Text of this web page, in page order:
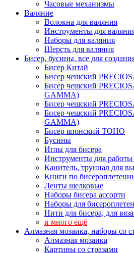
Часовые механизмы
Валяние
Волокна для валяния
Инструменты для
Наборы для валяния
Шерсть для валяния
Бисер, бусины, все для
Бисер Китай
Бисер чешский
Бисер чешский
GAMMA)
Бисер чешский
Бисер чешский
GAMMA)
Бисер японский TOHO
Бусины
Иглы для бисера
Инструменты для
Канитель, трунцал для
Книги по
Ленты шелковые
Наборы бисера ассорти
Наборы для
Нити для бисера, для
и много ещё
Алмазная мозаика, наборы со
Алмазная мозаика
Картины co стразами